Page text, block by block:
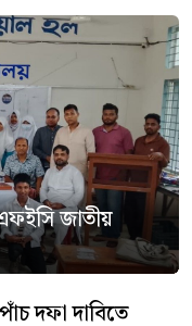
জাতীয়
দফা দাবিতে